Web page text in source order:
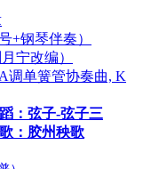
+钢琴伴奏）
宁改编）
调单簧管协奏曲, K
：弦子-弦子三
：胶州秧歌